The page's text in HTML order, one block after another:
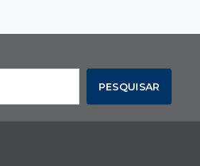
PESQUISAR